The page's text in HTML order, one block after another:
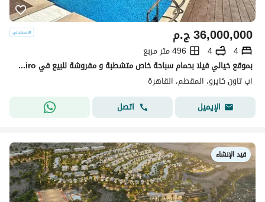
ج.م36,000,000
4
4
496 متر مربع
بموقع خيالي فيلا بحمام سباحة خاص متشطبة و مفروشة للبيع في Uptown Cairo - القاهرة الجديدة
اب تاون كايرو، المقطم، القاهرة
الإيميل
اتصل
قيد الإنشاء